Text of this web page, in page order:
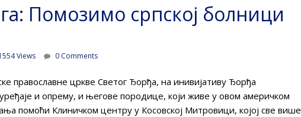
Помозимо српској болници
Views 0 Comments
православне цркве Светог Ђорђа, на инивијативу Ђорђа
и опрему, и његове породице, који живе у овом америчком
помоћи Клиничком центру у Косовској Митровици, којој све више